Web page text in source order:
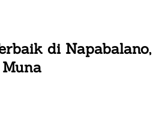
di Napabalano,
Muna